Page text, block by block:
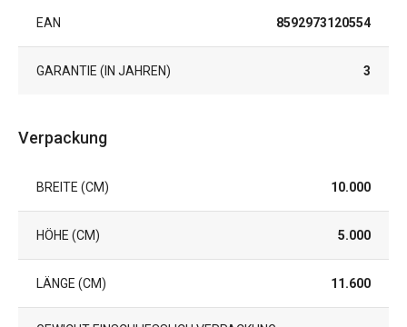
EAN 8592973120554
GARANTIE (IN JAHREN) 3
Verpackung
BREITE (CM) 10.000
HÖHE (CM) 5.000
LÄNGE (CM) 11.600